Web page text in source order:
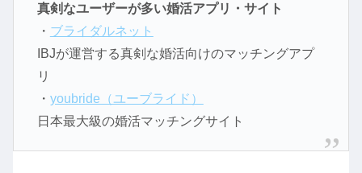
真剣なユーザーが多い婚活アプリ・サイト
・ ブライダルネット
IBJが運営する真剣な婚活向けのマッチングアプ
リ
・ youbride（ユーブライド）
日本最大級の婚活マッチングサイト